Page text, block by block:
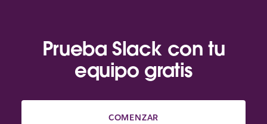
Prueba Slack con tu
equipo gratis
COMENZAR